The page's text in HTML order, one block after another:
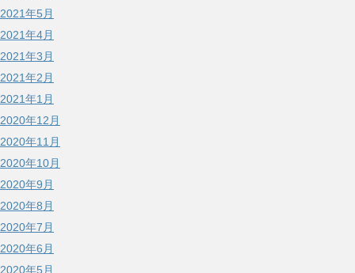
2021年5月
2021年4月
2021年3月
2021年2月
2021年1月
2020年12月
2020年11月
2020年10月
2020年9月
2020年8月
2020年7月
2020年6月
2020年5月